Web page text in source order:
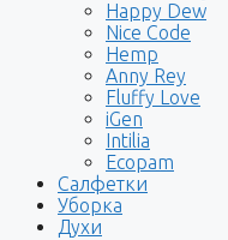
Happy Dew
Nice Code
Hemp
Anny Rey
Fluffy Love
iGen
Intilia
Ecopam
Салфетки
Уборка
Духи